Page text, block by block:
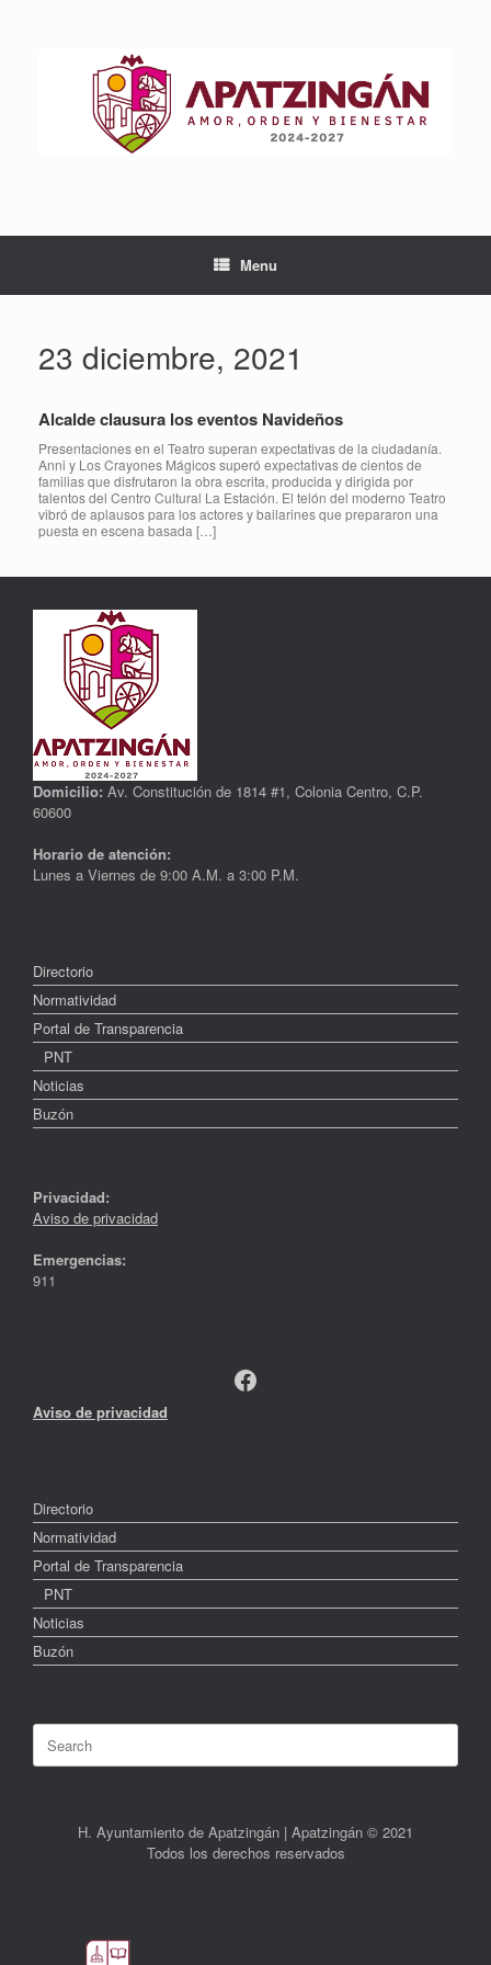
Menu
23 diciembre, 2021
Alcalde clausura los eventos Navideños
Presentaciones en el Teatro superan expectativas de la ciudadanía.
Anni y Los Crayones Mágicos superó expectativas de cientos de
familias que disfrutaron la obra escrita, producida y dirigida por
talentos del Centro Cultural La Estación. El telón del moderno Teatro
vibró de aplausos para los actores y bailarines que prepararon una
puesta en escena basada […]
Domicilio: Av. Constitución de 1814 #1, Colonia Centro, C.P.
60600
Horario de atención:
Lunes a Viernes de 9:00 A.M. a 3:00 P.M.
Directorio
Normatividad
Portal de Transparencia
PNT
Noticias
Buzón
Privacidad:
Aviso de privacidad
Emergencias:
911
Facebook
Aviso de privacidad
Directorio
Normatividad
Portal de Transparencia
PNT
Noticias
Buzón
for:
H. Ayuntamiento de Apatzingán | Apatzingán © 2021
Todos los derechos reservados